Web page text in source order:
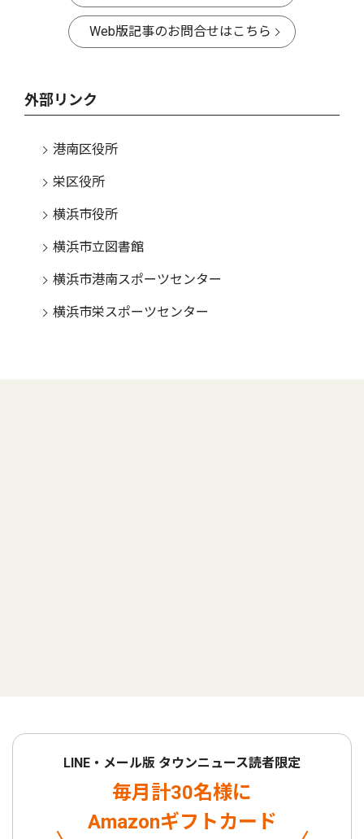
Web版記事のお問合せはこちら
外部リンク
港南区役所
栄区役所
横浜市役所
横浜市立図書館
横浜市港南スポーツセンター
横浜市栄スポーツセンター
LINE・メール版 タウンニュース読者限定
毎月計30名様に
Amazonギフトカード